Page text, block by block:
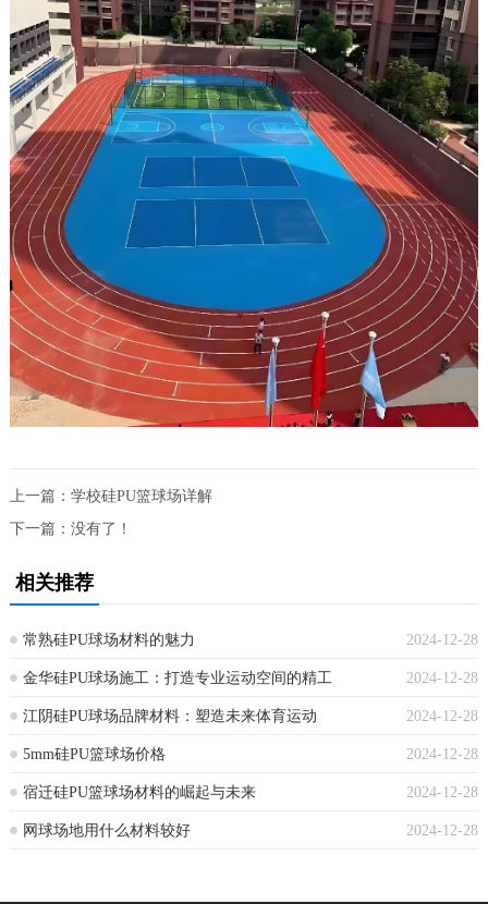
上一篇： 学校硅PU篮球场详解
下一篇：没有了！
相关推荐
2024-12-28
常熟硅PU球场材料的魅力
2024-12-28
金华硅PU球场施工：打造专业运动空间的精工
2024-12-28
江阴硅PU球场品牌材料：塑造未来体育运动
2024-12-28
5mm硅PU篮球场价格
2024-12-28
宿迁硅PU篮球场材料的崛起与未来
2024-12-28
网球场地用什么材料较好